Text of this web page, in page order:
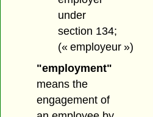
under
section 134;
(« employeur »)
"employment"
means the
engagement of